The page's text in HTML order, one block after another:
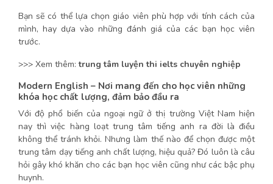
Bạn sẽ có thể lựa chọn giáo viên phù hợp với tính cách của
mình, hay dựa vào những đánh giá của các bạn học viên
trước.
>>> Xem thêm:trung tâm luyện thi ielts chuyên nghiệp
Modern English – Nơi mang đến cho học viên những
khóa học chất lượng, đảm bảo đầu ra
Với độ phổ biến của ngoại ngữ ở thị trường Việt Nam hiện
nay thì việc hàng loạt trung tâm tiếng anh ra đời là điều
không thể tránh khỏi. Nhưng làm thế nào để chọn được một
trung tâm dạy tiếng anh chất lượng, hiệu quả? Đó luôn là câu
hỏi gây khó khăn cho các bạn học viên cũng như các bậc phụ
huynh.